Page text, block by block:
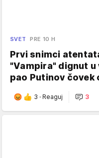
SVET PRE 10 H
Prvi snimci
"Vampira" dignut u
pao Putinov čovek
3 · Reaguj 3